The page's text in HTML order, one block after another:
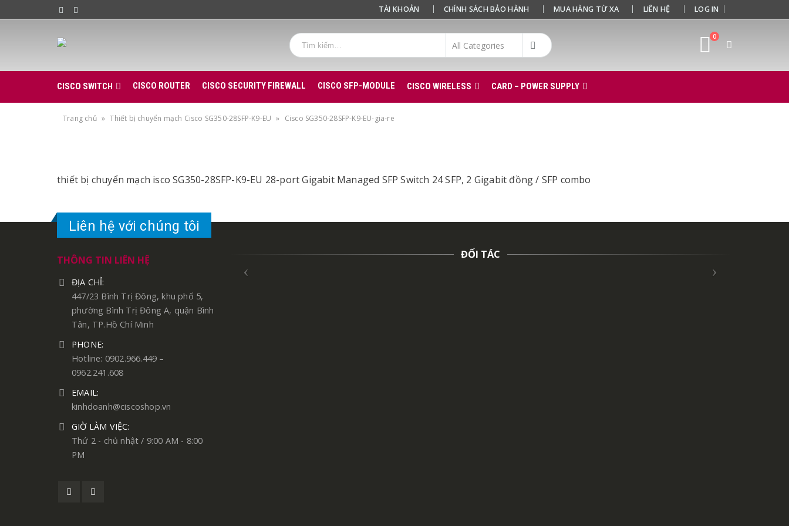
TÀI KHOẢN CHÍNH SÁCH BẢO HÀNH MUA HÀNG TỪ XA LIÊN HỆ LOG IN
0
CISCO SWITCH CISCO ROUTER CISCO SECURITY FIREWALL CISCO SFP-MODULE CISCO WIRELESS CARD – POWER SUPPLY
Trang chủ » Thiết bị chuyển mạch Cisco SG350-28SFP-K9-EU » Cisco SG350-28SFP-K9-EU-gia-re
thiết bị chuyển mạch isco SG350-28SFP-K9-EU 28-port Gigabit Managed SFP Switch 24 SFP, 2 Gigabit đồng / SFP combo
Liên hệ với chúng tôi
THÔNG TIN LIÊN HỆ
ĐỊA CHỈ:
447/23 Bình Trị Đông, khu phố 5,
phường Bình Trị Đông A, quận Bình
Tân, TP.Hồ Chí Minh
PHONE:
Hotline: 0902.966.449 –
0962.241.608
EMAIL:
kinhdoanh@ciscoshop.vn
GIỜ LÀM VIỆC:
Thứ 2 - chủ nhật / 9:00 AM - 8:00
PM
ĐỐI TÁC